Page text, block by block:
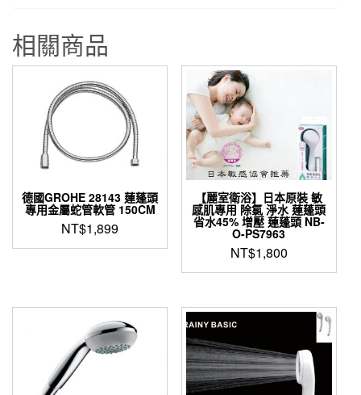
數
量
相關商品
德國GROHE 28143 蓮蓬頭
專用金屬蛇管軟管 150CM
NT$1,899
【麗室衛浴】日本原裝 敏
感肌專用 除氯 淨水 蓮蓬頭
省水45% 增壓 蓮蓬頭 NB-
O-PS7963
NT$1,800